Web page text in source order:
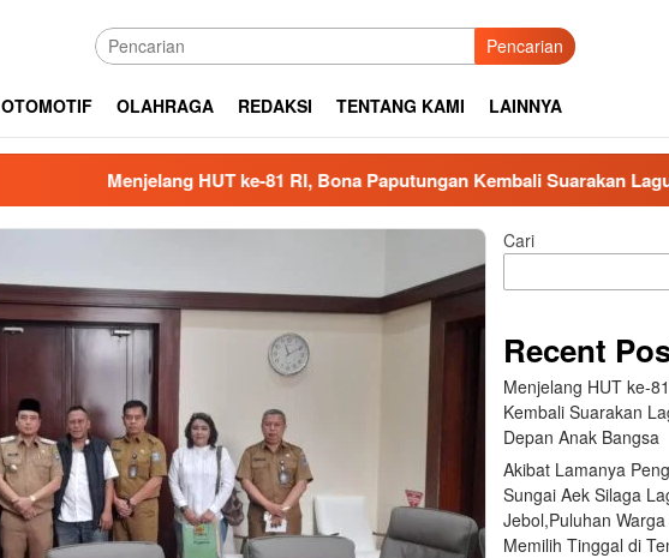
Pencarian
OTOMOTIF OLAHRAGA REDAKSI TENTANG KAMI LAINNYA
Menjelang HUT ke-81 RI, Bona Paputungan Kembali Suarakan Lagu MBG
Cari
Recent
Menjelang HUT ke-
Kembali Suarakan
Depan Anak Bangsa
Akibat Lamanya
Sungai Aek Silaga
Jebol,Puluhan
Memilih Tinggal di